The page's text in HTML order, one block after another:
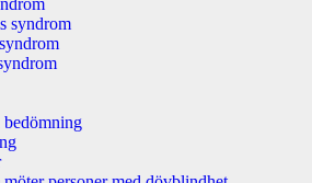
syndrom